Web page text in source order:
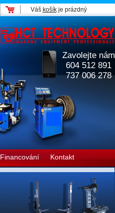
Financování Kontakt
Zavolejte nám
604 512 891
737 006 278
Váš košíkje prázdný